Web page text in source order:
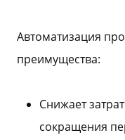
Автоматизация
преимущества:
Снижает
сокращения